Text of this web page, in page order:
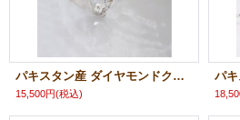
パキスタン産 ダイヤモンドクォーツペンダント
15,500円(税込)